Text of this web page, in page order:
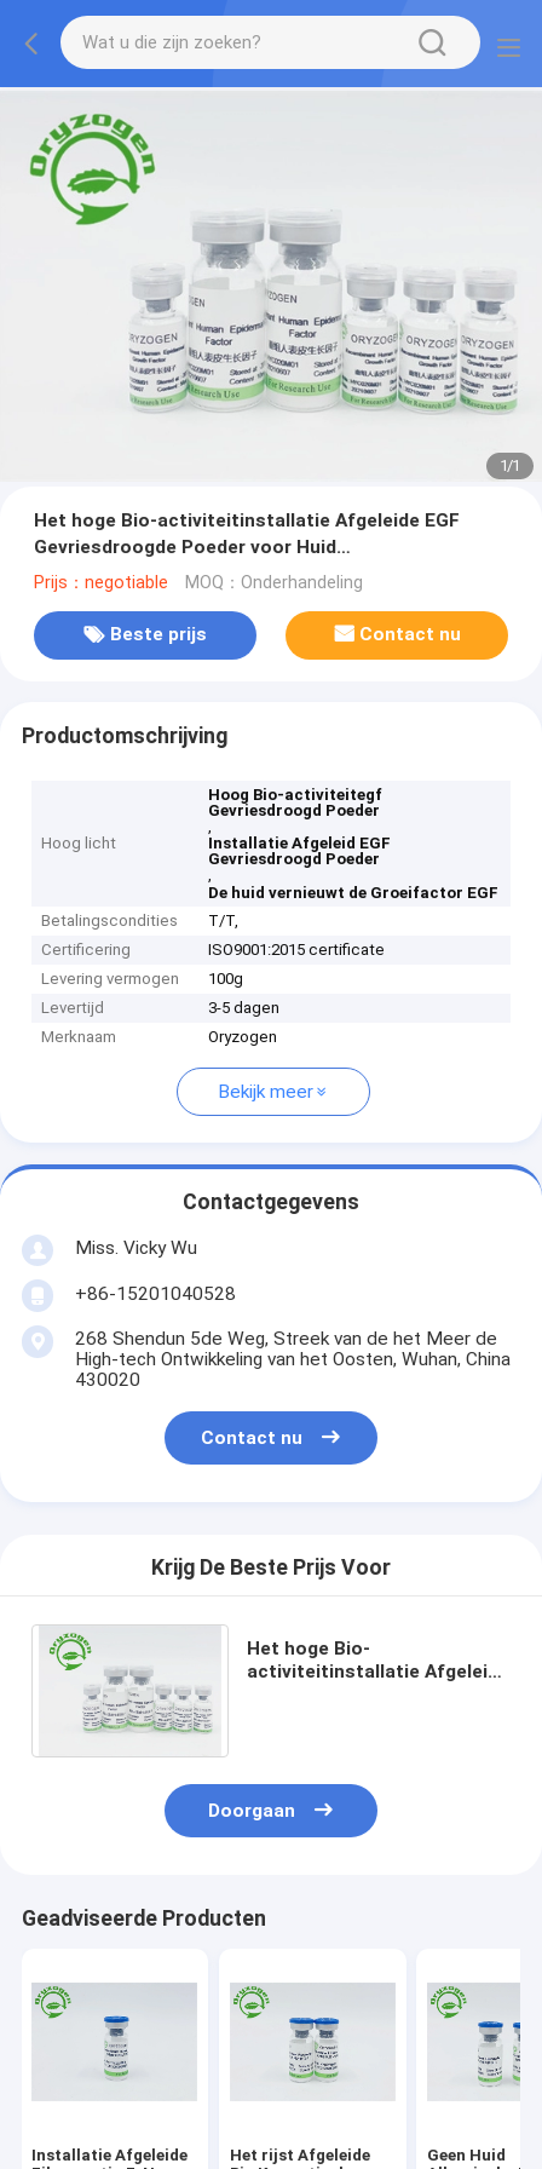
1/1
Het hoge Bio-activiteitinstallatie Afgeleide EGF
Gevriesdroogde Poeder voor Huid
vernieuwt/Reparatie
Prijs：negotiable MOQ：Onderhandeling
Beste prijs Contact nu
Productomschrijving
Hoog licht
Hoog Bio-activiteitegf
Gevriesdroogd Poeder
,
Installatie Afgeleid EGF
Gevriesdroogd Poeder
,
De huid vernieuwt de Groeifactor EGF
Betalingscondities
T/T,
Certificering
ISO9001:2015 certificate
Levering vermogen
100g
Levertijd
3-5 dagen
Merknaam
Oryzogen
Bekijk meer
Contactgegevens
Miss. Vicky Wu
+86-15201040528
268 Shendun 5de Weg, Streek van de het Meer de
High-tech Ontwikkeling van het Oosten, Wuhan, China
430020
Contact nu
Krijg De Beste Prijs Voor
Het hoge Bio-
activiteitinstallatie Afgeleide
Doorgaan
Geadviseerde Producten
Installatie Afgeleide
Het rijst Afgeleide
Geen Huid